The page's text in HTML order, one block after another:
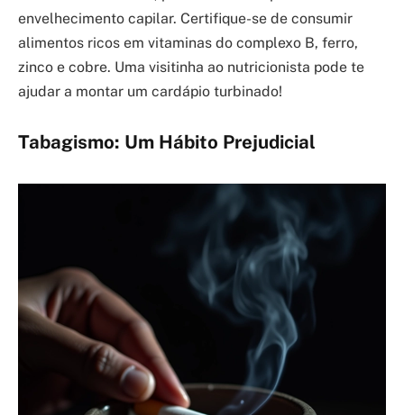
envelhecimento capilar. Certifique-se de consumir
alimentos ricos em vitaminas do complexo B, ferro,
zinco e cobre. Uma visitinha ao nutricionista pode te
ajudar a montar um cardápio turbinado!
Tabagismo: Um Hábito Prejudicial